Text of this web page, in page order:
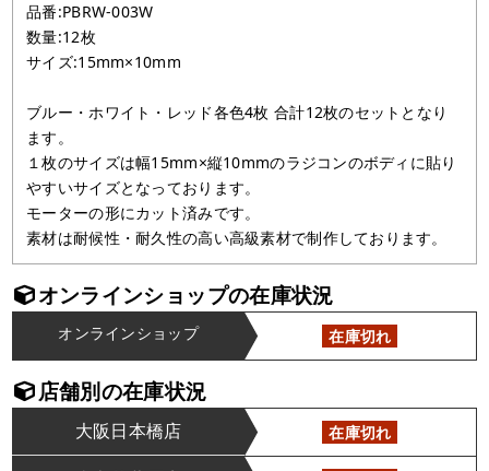
品番:PBRW-003W
数量:12枚
サイズ:15mm×10mm
ブルー・ホワイト・レッド各色4枚 合計12枚のセットとなり
ます。
１枚のサイズは幅15mm×縦10mmのラジコンのボディに貼り
やすいサイズとなっております。
モーターの形にカット済みです。
素材は耐候性・耐久性の高い高級素材で制作しております。
オンラインショップの在庫状況
オンラインショップ 在庫切れ
店舗別の在庫状況
大阪日本橋店 在庫切れ